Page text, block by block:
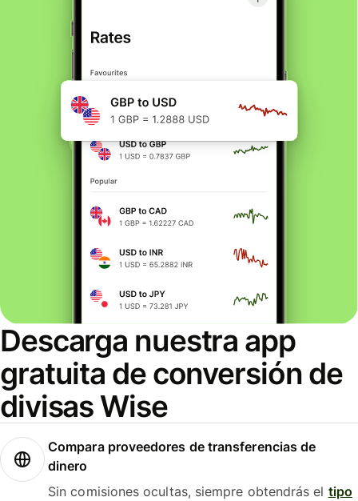
Descarga nuestra app
gratuita de conversión de
divisas Wise
Compara proveedores de transferencias de
dinero
Sin comisiones ocultas, siempre obtendrás el tipo